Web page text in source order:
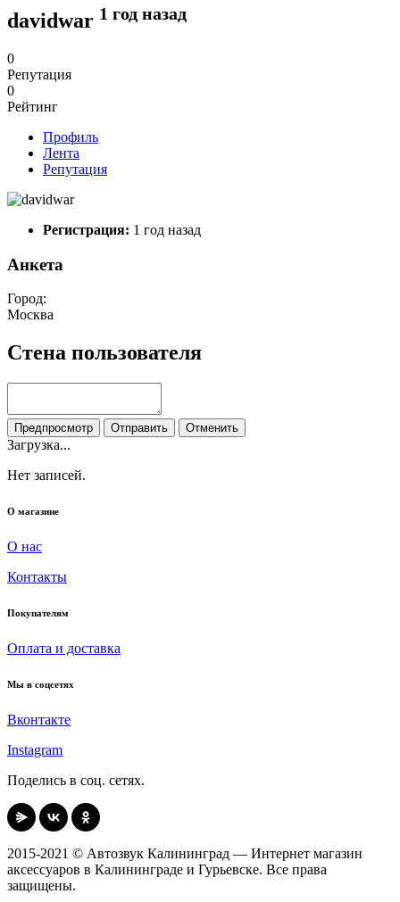
davidwar 1 год назад
0
Репутация
0
Рейтинг
Профиль
Лента
Репутация
Регистрация: 1 год назад
Анкета
Город:
Москва
Стена пользователя
Предпросмотр Отправить Отменить
Загрузка...
Нет записей.
О магазине
О нас
Контакты
Покупателям
Оплата и доставка
Мы в соцсетях
Вконтакте
Instagram
Поделись в соц. сетях.
2015-2021 © Автозвук Калининград — Интернет магазин
аксессуаров в Калининграде и Гурьевске. Все права
защищены.